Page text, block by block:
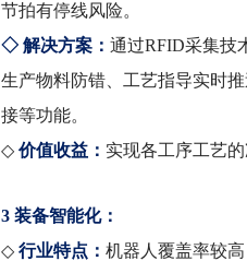
节拍有停线风险。
◇ 解决方案： 通过RFID采集技
生产物料防错、工艺指导实时
接等功能。
◇ 价值收益： 实现各工序工艺
3 装备智能化：
◇ 行业特点： 机器人覆盖率较